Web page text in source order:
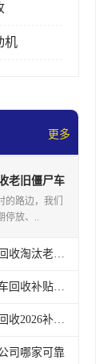
机
更多
老旧僵尸车
的路边，我们
停放、..
保定报废黄标车回收淘汰老旧车辆领取补贴
2026保定报废汽车回收补贴发放注意事项
保定私家车报废回收2026补贴发放时间说明
司哪家可靠